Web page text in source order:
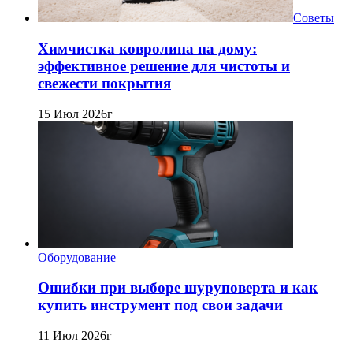
Советы
Химчистка ковролина на дому:
эффективное решение для чистоты и
свежести покрытия
15 Июл 2026г
Оборудование
Ошибки при выборе шуруповерта и как
купить инструмент под свои задачи
11 Июл 2026г